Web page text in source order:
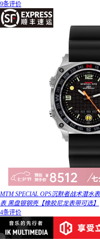
9条评价
MTM SPECIAL OPS沉默者战术潜水
表 黑盘银钢壳【橡胶尼龙表带可选】
4条评价